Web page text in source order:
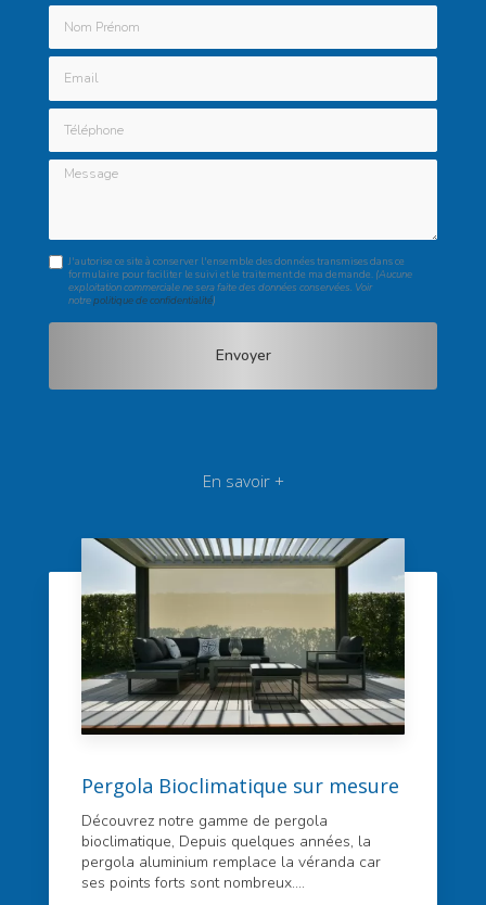
Nom Prénom
Téléphone
Message
J'autorise ce site à conserver l'ensemble des données transmises dans ce
formulaire pour faciliter le suivi et le traitement de ma demande. (Aucune
exploitation commerciale ne sera faite des données conservées. Voir
notrepolitique de confidentialité)
En savoir +
Pergola Bioclimatique sur mesure
Découvrez notre gamme de pergola
bioclimatique, Depuis quelques années, la
pergola aluminium remplace la véranda car
ses points forts sont nombreux....